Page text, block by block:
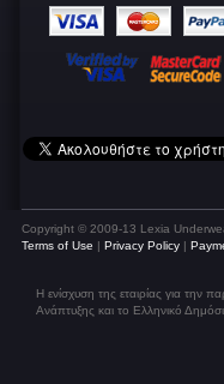
Copyright © 2009-13 Lexia
Terms of Use | Privacy Policy |
Η ενίσχυση της εταιρίας για την
Ανάπτυξης και το Ελληνικό